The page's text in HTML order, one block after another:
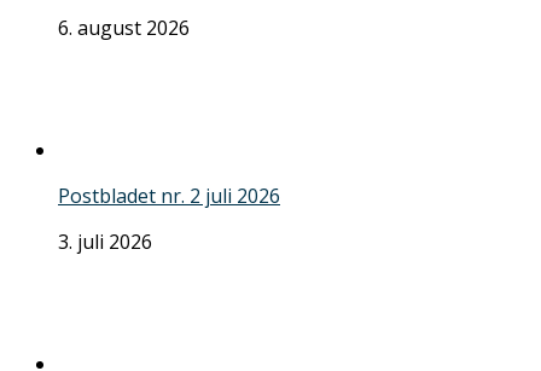
6. august 2026
Postbladet nr. 2 juli 2026
3. juli 2026